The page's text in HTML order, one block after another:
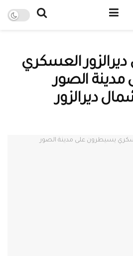
العسكري
الصور
ديرالزور